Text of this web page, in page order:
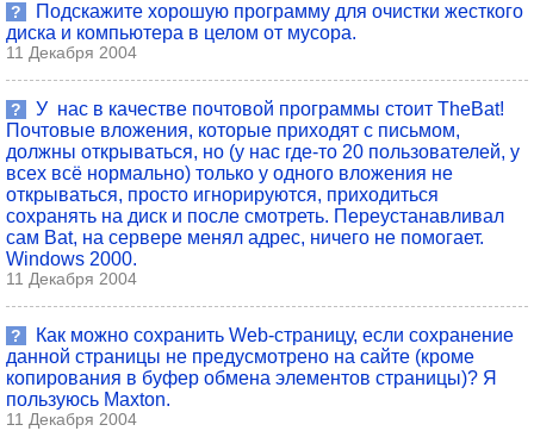
?
Подскажите хорошую программу для очистки жесткого
диска и компьютера в целом от мусора.
11 Декабря 2004
?
У нас в качестве почтовой программы стоит TheBat!
Почтовые вложения, которые приходят с письмом,
должны открываться, но (у нас где-то 20 пользователей, у
всех всё нормально) только у одного вложения не
открываться, просто игнорируются, приходиться
сохранять на диск и после смотреть. Переустанавливал
сам Bat, на сервере менял адрес, ничего не помогает.
Windows 2000.
11 Декабря 2004
?
Как можно сохранить Web-страницу, если сохранение
данной страницы не предусмотрено на сайте (кроме
копирования в буфер обмена элементов страницы)? Я
пользуюсь Maxton.
11 Декабря 2004